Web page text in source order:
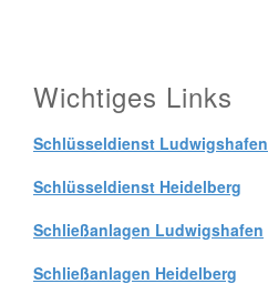
Wichtiges Links
Schlüsseldienst Ludwigshafen
Schlüsseldienst Heidelberg
Schließanlagen Ludwigshafen
Schließanlagen Heidelberg